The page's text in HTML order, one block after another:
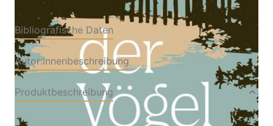
Bibliografische Daten
Autor:innenbeschreibung
Produktbeschreibung
Eine Insel in der Lagune. Ein kleines Haus mit